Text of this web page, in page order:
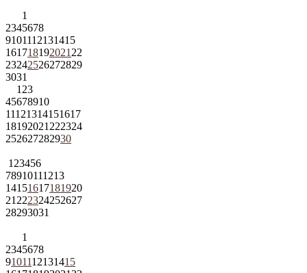
1
2345678
9101112131415
161718192021 22
23242526272829
3031
1 23
45678910
11121314151617
18192021 222324
252627282930
1 23456
78910111213
14151617181920
21 222324252627
28293031
1
2345678
9101112131415